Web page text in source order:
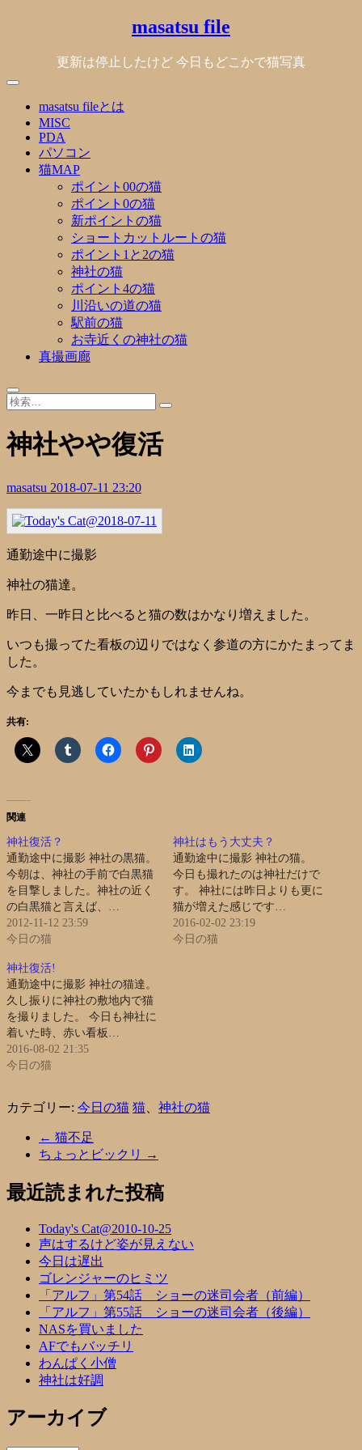
masatsu file
更新は停止したけど 今日もどこかで猫写真
masatsu fileとは
MISC
PDA
パソコン
猫MAP
ポイント00の猫
ポイント0の猫
新ポイントの猫
ショートカットルートの猫
ポイント1と2の猫
神社の猫
ポイント4の猫
川沿いの道の猫
駅前の猫
お寺近くの神社の猫
真撮画廊
神社やや復活
masatsu 2018-07-11 23:20
通勤途中に撮影
神社の猫達。
昨日、一昨日と比べると猫の数はかなり増えました。
いつも撮ってた看板の辺りではなく参道の方にかたまってま
した。
今までも見逃していたかもしれませんね。
共有:
関連
神社復活？
通勤途中に撮影 神社の黒猫。
今朝は、神社の手前で白黒猫
を目撃しました。神社の近く
の白黒猫と言えば、…
2012-11-12 23:59
今日の猫
神社はもう大丈夫？
通勤途中に撮影 神社の猫。
今日も撮れたのは神社だけで
す。 神社には昨日よりも更に
猫が増えた感じです…
2016-02-02 23:19
今日の猫
神社復活!
通勤途中に撮影 神社の猫達。
久し振りに神社の敷地内で猫
を撮りました。 今日も神社に
着いた時、赤い看板…
2016-08-02 21:35
今日の猫
カテゴリー: 今日の猫 猫 神社の猫
← 猫不足
ちょっとビックリ
→
最近読まれた投稿
Today's Cat@2010-10-25
声はするけど姿が見えない
今日は遅出
ゴレンジャーのヒミツ
「アルフ」第54話 ショーの迷司会者（前編）
「アルフ」第55話 ショーの迷司会者（後編）
NASを買いました
AFでもバッチリ
わんぱく小僧
神社は好調
アーカイブ